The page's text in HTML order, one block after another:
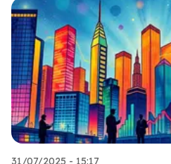
31/07/2025 - 15:17